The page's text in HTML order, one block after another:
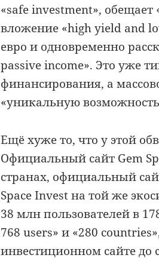
«safe investment»,
вложение «high yield and
евро и одновременно
passive income». Это уже
финансирования, а
«уникальную
Ещё хуже то, что у этой
Официальный сайт Gem
странах, официальный
Space Invest на той же
38 млн пользователей в
768 users» и «280
инвестиционном сайте до